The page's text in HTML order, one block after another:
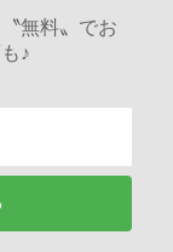
無料〟でお
♪